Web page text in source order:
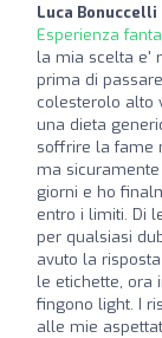
Luca Bonuccelli
Esperienza
la mia scelta e'
prima di
colesterolo alto
una dieta
soffrire la fame
ma
giorni e ho
entro i limiti. Di
per qualsiasi
avuto la
le etichette, ora
fingono light. I
alle mie